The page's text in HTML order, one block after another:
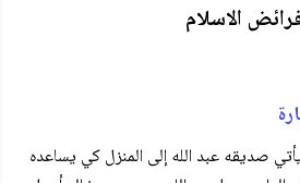
الاسلام
صديقه عبد الله إلى المنزل كي يساعده